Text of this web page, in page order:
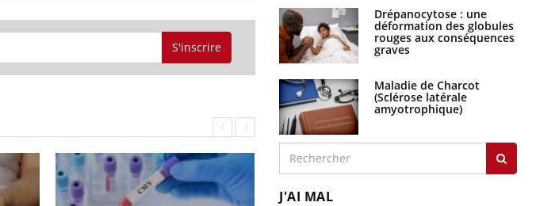
S'inscrire
Drépanocytose : une
déformation des globules
rouges aux conséquences
graves
Maladie de Charcot
(Sclérose latérale
amyotrophique)
J'AI MAL